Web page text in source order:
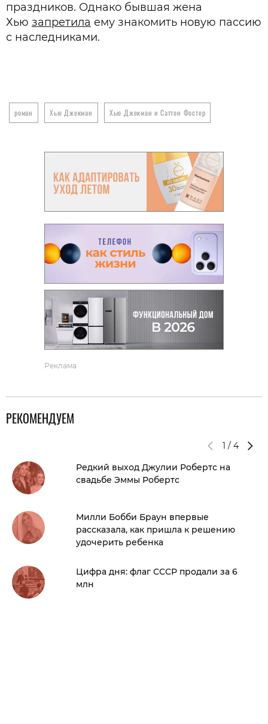
праздников. Однако бывшая жена
Хью запретила ему знакомить новую пассию
с наследниками.
роман Хью Джекман Хью Джекман и Саттон Фостер
Реклама
РЕКОМЕНДУЕМ
1 / 4
Редкий выход Джулии Робертс на
свадьбе Эммы Робертс
Милли Бобби Браун впервые
рассказала, как пришла к решению
удочерить ребенка
Цифра дня: флаг СССР продали за 6
млн